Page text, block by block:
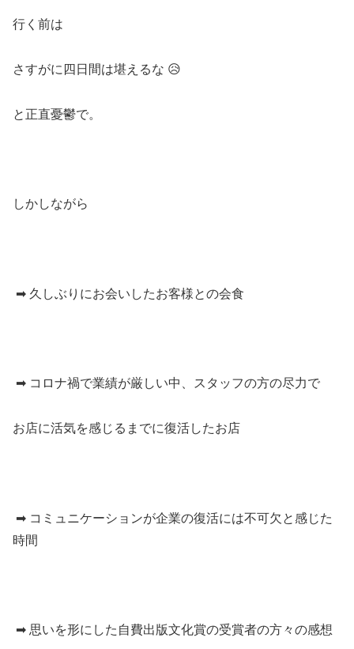
行く前は
さすがに四日間は堪えるな 😥
と正直憂鬱で。
しかしながら
➡ 久しぶりにお会いしたお客様との会食
➡ コロナ禍で業績が厳しい中、スタッフの方の尽力で
お店に活気を感じるまでに復活したお店
➡ コミュニケーションが企業の復活には不可欠と感じた
時間
➡ 思いを形にした自費出版文化賞の受賞者の方々の感想